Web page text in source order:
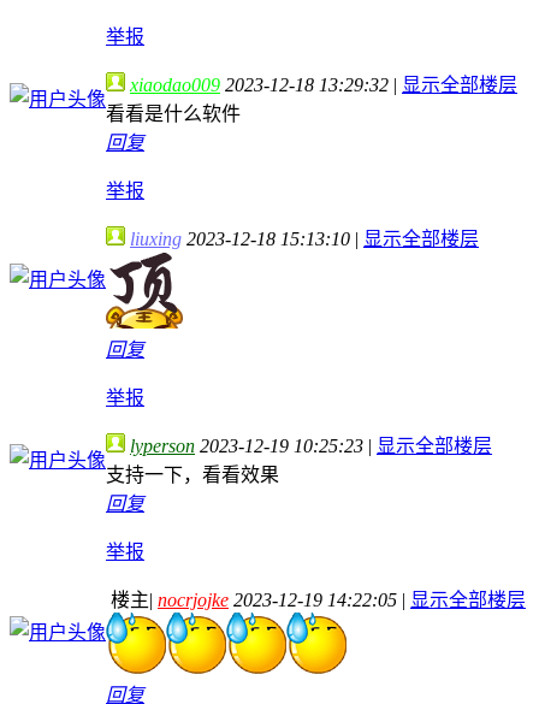
举报
xiaodao009 2023-12-18 13:29:32 | 显示全部楼层
看看是什么软件
回复
举报
liuxing 2023-12-18 15:13:10 | 显示全部楼层
回复
举报
lyperson 2023-12-19 10:25:23 | 显示全部楼层
支持一下，看看效果
回复
举报
楼主| nocrjojke 2023-12-19 14:22:05 | 显示全部楼层
回复